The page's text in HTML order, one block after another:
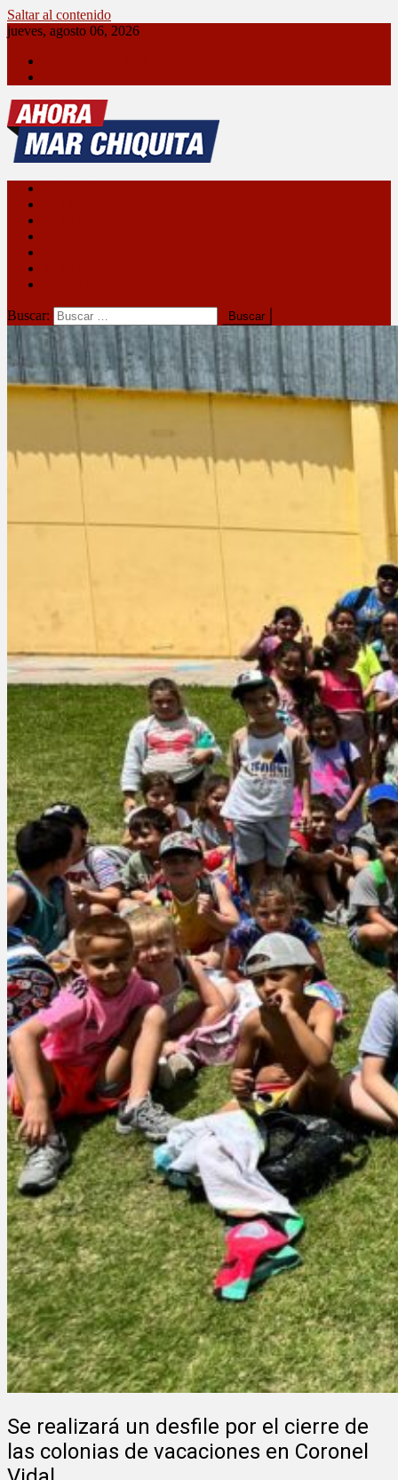
Saltar al contenido
jueves, agosto 06, 2026
Ahora Mar Chiquita
Buscar:
Se realizará un desfile por el cierre de
las colonias de vacaciones en Coronel